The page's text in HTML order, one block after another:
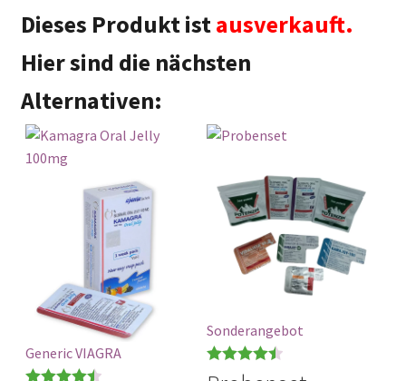
Dieses Produkt istausverkauft.
Hier sind die nächsten
Alternativen:
Generic VIAGRA
Sonderangebot
Bewertet